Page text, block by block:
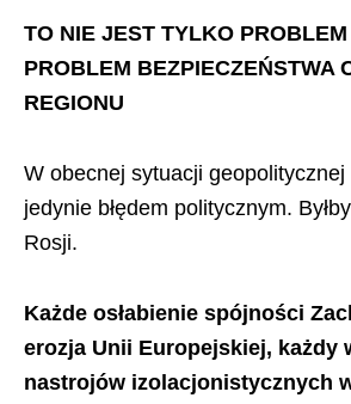
TO NIE JEST TYLKO
PROBLEM BEZPIECZEŃSTWA
REGIONU
W obecnej sytuacji geopolitycznej
jedynie błędem politycznym.
Rosji.
Każde osłabienie spójności
erozja Unii Europejskiej, każdy
nastrojów izolacjonistycznych